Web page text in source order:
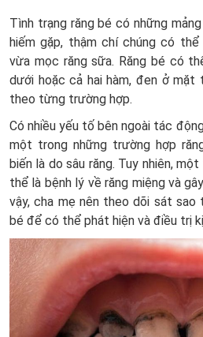
Tình trạng răng bé có những
hiếm gặp, thậm chí chúng có
vừa mọc răng sữa. Răng bé có
dưới hoặc cả hai hàm, đen ở mặt
theo từng trường hợp.
Có nhiều yếu tố bên ngoài tác
một trong những trường hợp
biến là do sâu răng. Tuy nhiên,
thể là bệnh lý về răng miệng và
vậy, cha mẹ nên theo dõi sát sao
bé để có thể phát hiện và điều trị